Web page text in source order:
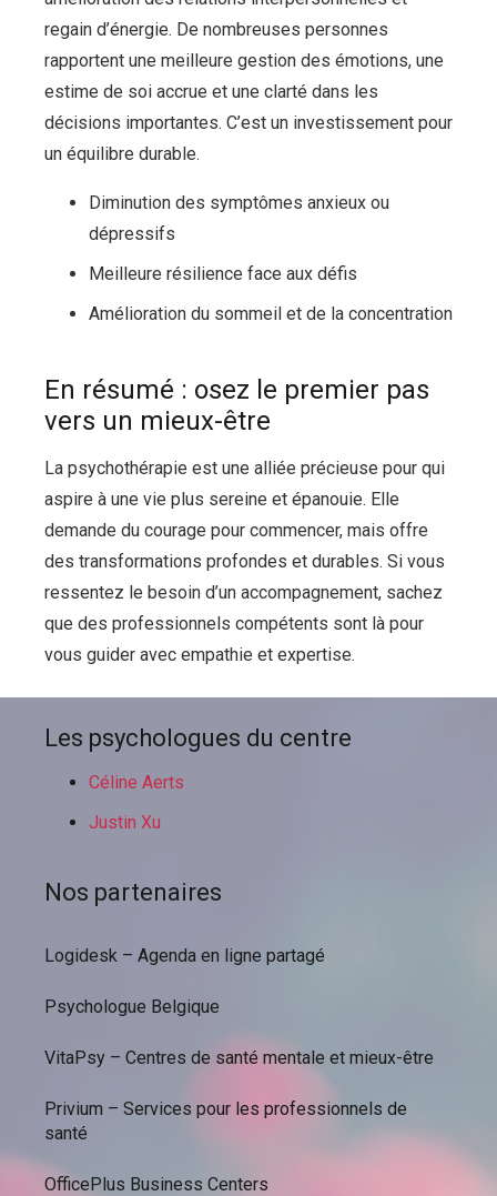
regain d’énergie. De nombreuses personnes
rapportent une meilleure gestion des émotions, une
estime de soi accrue et une clarté dans les
décisions importantes. C’est un investissement pour
un équilibre durable.
Diminution des symptômes anxieux ou
dépressifs
Meilleure résilience face aux défis
Amélioration du sommeil et de la concentration
En résumé : osez le premier pas
vers un mieux-être
La psychothérapie est une alliée précieuse pour qui
aspire à une vie plus sereine et épanouie. Elle
demande du courage pour commencer, mais offre
des transformations profondes et durables. Si vous
ressentez le besoin d’un accompagnement, sachez
que des professionnels compétents sont là pour
vous guider avec empathie et expertise.
Les psychologues du centre
Céline Aerts
Justin Xu
Nos partenaires
Logidesk – Agenda en ligne partagé
Psychologue Belgique
VitaPsy – Centres de santé mentale et mieux-être
Privium – Services pour les professionnels de
santé
OfficePlus Business Centers